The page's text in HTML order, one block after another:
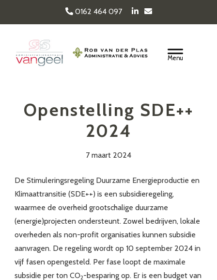
hoofd
inhoud
0162 464 097
Van Geel & van der
Header
Openstelling SDE++
2024
7 maart 2024
De Stimuleringsregeling Duurzame Energieproductie en
Klimaattransitie (SDE++) is een subsidieregeling,
waarmee de overheid grootschalige duurzame
(energie)projecten ondersteunt. Zowel bedrijven, lokale
overheden als non-profit organisaties kunnen subsidie
aanvragen. De regeling wordt op 10 september 2024 in
vijf fasen opengesteld. Per fase loopt de maximale
subsidie per ton CO2-besparing op. Er is een budget van